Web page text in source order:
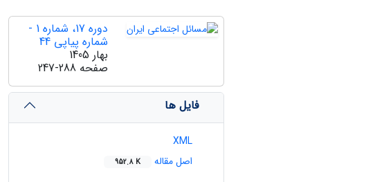
دوره 17، شماره 1 -
شماره پیاپی 44
بهار 1405
صفحه 247-288
فایل ها
XML
اصل مقاله
952.8 K